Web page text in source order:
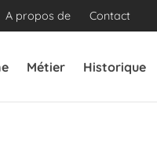
A propos de Contact
Métier Historique